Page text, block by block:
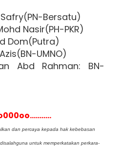
Bersatu)
Nasir(PH-PKR)
Dom(Putra)
UMNO)
Abd Rahman: BN-
dan percaya kepada hak kebebasan
untuk memperkatakan perkara-